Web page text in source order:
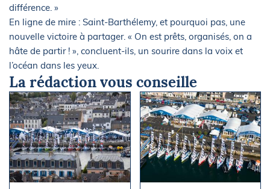
différence. »
En ligne de mire : Saint-Barthélemy, et pourquoi pas, une
nouvelle victoire à partager. « On est prêts, organisés, on a
hâte de partir ! », concluent-ils, un sourire dans la voix et
l’océan dans les yeux.
La rédaction vous conseille